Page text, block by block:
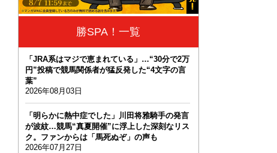
勝SPA！一覧
「JRA系はマジで恵まれている」…“30分で2万
円”投稿で競馬関係者が猛反発した“4文字の言
葉”
2026年08月03日
「明らかに熱中症でした」川田将雅騎手の発言
が波紋…競馬“真夏開催”に浮上した深刻なリス
ク。ファンからは「馬死ぬぞ」の声も
2026年07月27日